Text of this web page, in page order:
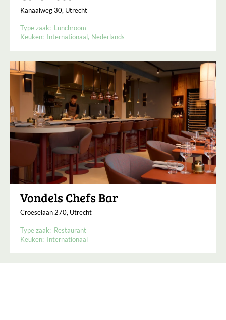
Kanaalweg 30, Utrecht
Type zaak: Lunchroom
Keuken: Internationaal Nederlands
Vondels Chefs Bar
Croeselaan 270, Utrecht
Type zaak: Restaurant
Keuken: Internationaal